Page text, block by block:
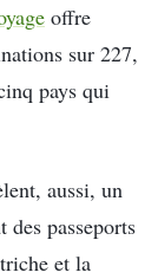
offre
sur 227,
pays qui
aussi, un
des passeports
et la